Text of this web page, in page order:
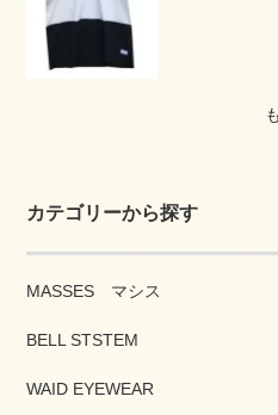
カテゴリーから探す
MASSES マシス
BELL STSTEM
WAID EYEWEAR